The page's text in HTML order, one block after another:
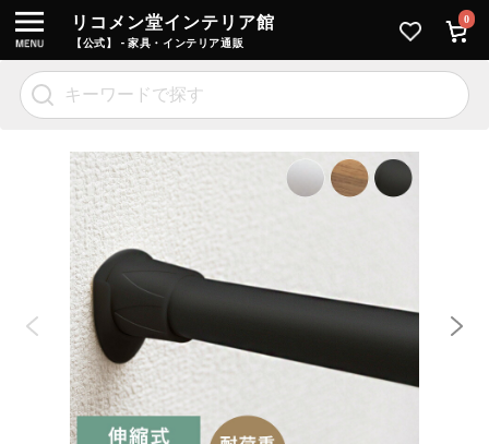
リコメン堂インテリア館
【公式】 - 家具・インテリア通販
0